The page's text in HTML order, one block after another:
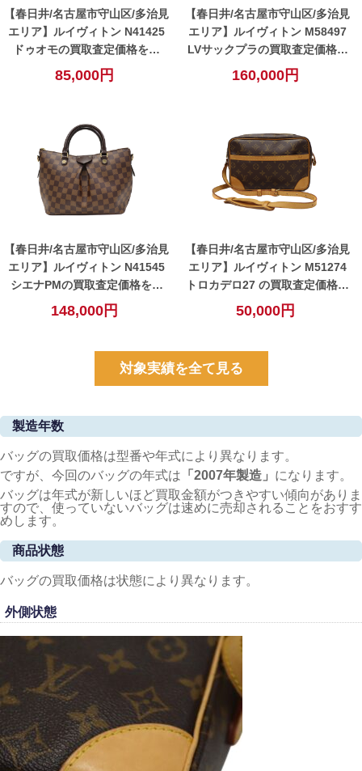
【春日井/名古屋市守山区/多治見
エリア】ルイヴィトン N41425
ドゥオモの買取査定価格を公
開！【春日井】
85,000円
【春日井/名古屋市守山区/多治見
エリア】ルイヴィトン M58497
LVサックプラの買取査定価格を
公開！【春日井】
160,000円
【春日井/名古屋市守山区/多治見
エリア】ルイヴィトン N41545
シエナPMの買取査定価格を公
開！【春日井】
148,000円
【春日井/名古屋市守山区/多治見
エリア】ルイヴィトン M51274
トロカデロ27 の買取査定価格を
公開！【春日井】
50,000円
対象実績を全て見る
製造年数
バッグの買取価格は型番や年式により異なります。
ですが、今回のバッグの年式は 「2007年製造 」 になります。
バッグは年式が新しいほど買取金額がつきやすい傾向がありま
すので、使っていないバッグは速めに売却されることをおすす
めします。
商品状態
バッグの買取価格は状態により異なります。
外側状態